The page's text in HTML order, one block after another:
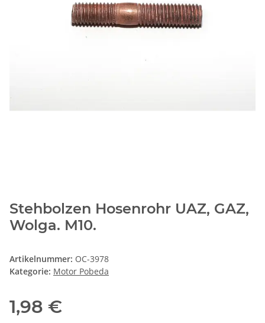
Stehbolzen Hosenrohr UAZ, GAZ,
Wolga. M10.
Artikelnummer: OC-3978
Kategorie: Motor Pobeda
1,98 €